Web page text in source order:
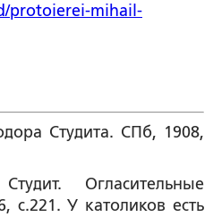
protoierei-mihail-
Студита. СПб, 1908,
Огласительные
с.221. У католиков есть